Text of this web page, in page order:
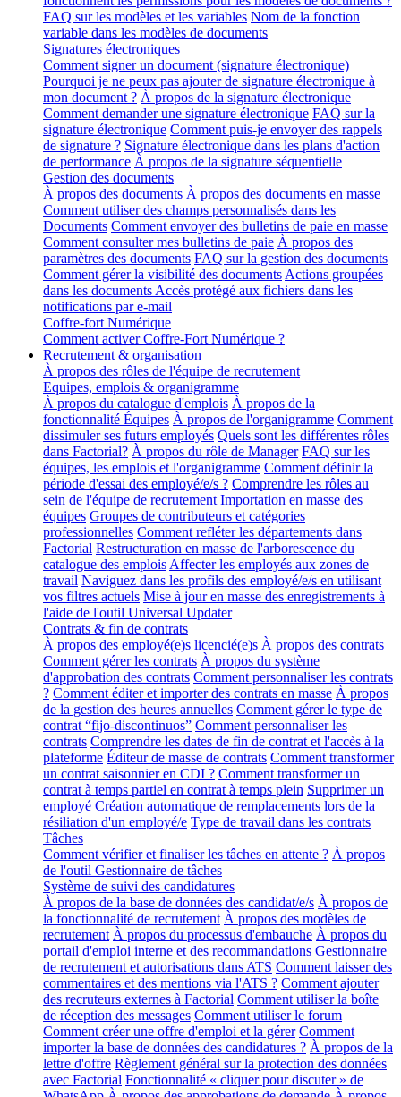
FAQ sur les modèles et les variables Nom de la fonction
variable dans les modèles de documents
Signatures électroniques
Comment signer un document (signature électronique)
Pourquoi je ne peux pas ajouter de signature électronique à
mon document ? À propos de la signature électronique
Comment demander une signature électronique FAQ sur la
signature électronique Comment puis-je envoyer des rappels
de signature ? Signature électronique dans les plans d'action
de performance À propos de la signature séquentielle
Gestion des documents
À propos des documents À propos des documents en masse
Comment utiliser des champs personnalisés dans les
Documents Comment envoyer des bulletins de paie en masse
Comment consulter mes bulletins de paie À propos des
paramètres des documents FAQ sur la gestion des documents
Comment gérer la visibilité des documents Actions groupées
dans les documents Accès protégé aux fichiers dans les
notifications par e-mail
Coffre-fort Numérique
Comment activer Coffre-Fort Numérique ?
Recrutement & organisation
À propos des rôles de l'équipe de recrutement
Equipes, emplois & organigramme
À propos du catalogue d'emplois À propos de la
fonctionnalité Équipes À propos de l'organigramme Comment
dissimuler ses futurs employés Quels sont les différentes rôles
dans Factorial? À propos du rôle de Manager FAQ sur les
équipes, les emplois et l'organigramme Comment définir la
période d'essai des employé/e/s ? Comprendre les rôles au
sein de l'équipe de recrutement Importation en masse des
équipes Groupes de contributeurs et catégories
professionnelles Comment refléter les départements dans
Factorial Restructuration en masse de l'arborescence du
catalogue des emplois Affecter les employés aux zones de
travail Naviguez dans les profils des employé/e/s en utilisant
vos filtres actuels Mise à jour en masse des enregistrements à
l'aide de l'outil Universal Updater
Contrats & fin de contrats
À propos des employé(e)s licencié(e)s À propos des contrats
Comment gérer les contrats À propos du système
d'approbation des contrats Comment personnaliser les contrats
? Comment éditer et importer des contrats en masse À propos
de la gestion des heures annuelles Comment gérer le type de
contrat “fijo-discontinuos” Comment personnaliser les
contrats Comprendre les dates de fin de contrat et l'accès à la
plateforme Éditeur de masse de contrats Comment transformer
un contrat saisonnier en CDI ? Comment transformer un
contrat à temps partiel en contrat à temps plein Supprimer un
employé Création automatique de remplacements lors de la
résiliation d'un employé/e Type de travail dans les contrats
Tâches
Comment vérifier et finaliser les tâches en attente ? À propos
de l'outil Gestionnaire de tâches
Système de suivi des candidatures
À propos de la base de données des candidat/e/s À propos de
la fonctionnalité de recrutement À propos des modèles de
recrutement À propos du processus d'embauche À propos du
portail d'emploi interne et des recommandations Gestionnaire
de recrutement et autorisations dans ATS Comment laisser des
commentaires et des mentions via l'ATS ? Comment ajouter
des recruteurs externes à Factorial Comment utiliser la boîte
de réception des messages Comment utiliser le forum
Comment créer une offre d'emploi et la gérer Comment
importer la base de données des candidatures ? À propos de la
lettre d'offre Règlement général sur la protection des données
avec Factorial Fonctionnalité « cliquer pour discuter » de